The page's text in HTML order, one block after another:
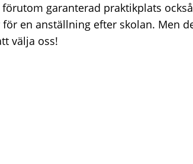
förutom garanterad praktikplats
en anställning efter skolan. Men
välja oss!